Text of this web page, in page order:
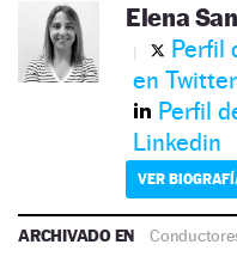
Elena
Perfil
en Twitter
Perfil
Linkedin
VER
ARCHIVADO EN